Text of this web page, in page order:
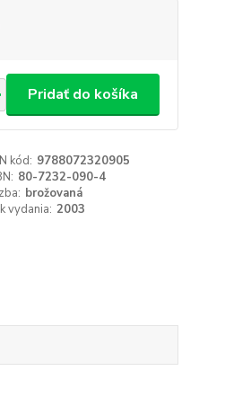
Pridať do košíka
kód: 9788072320905
80-7232-090-4
brožovaná
vydania: 2003